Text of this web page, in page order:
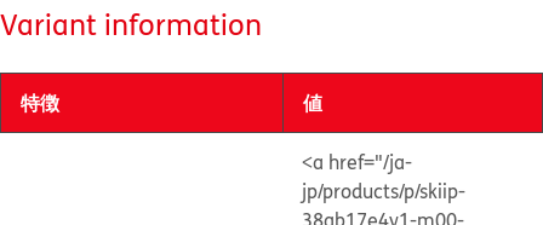
Variant information
特徴 値
<a href="/ja-
jp/products/p/skiip-